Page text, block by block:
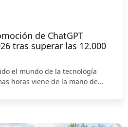
de ChatGPT
tras superar las 12.000
el mundo de la tecnología
horas viene de la mano de...